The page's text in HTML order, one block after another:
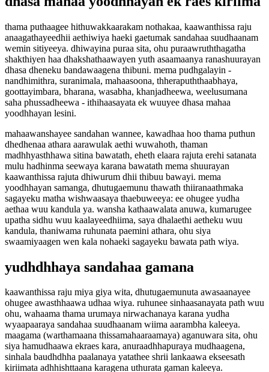
thama puthaagee hithuwakkaarakam nothakaa, kaawanthissa raju
anaagathayeedhii aethiwiya haeki gaetumak sandahaa suudhaanam
wemin sitiyeeya. dhiwayina puraa sita, ohu puraawruththagatha
shakthiyen haa dhakshathaawayen yuth asaamaanya ranashuurayan
dhasa dheneku bandawaagena thibuni. mema pudhgalayin -
nandhimithra, suranimala, mahaasoona, thherapuththaabhaya,
goottayimbara, bharana, wasabha, khanjadheewa, weelusumana
saha phussadheewa - ithihaasayata ek wuuyee dhasa mahaa
yoodhhayan lesini.
mahaawanshayee sandahan wannee, kawadhaa hoo thama puthun
dhedhenaa athara aarawulak aethi wuwahoth, thaman
madhhyasthhawa sitina bawatath, eheth elaara rajuta erehi satanata
mulu hadhinma seewaya karana bawatath mema shuurayan
kaawanthissa rajuta dhiwurum dhii thibuu bawayi. mema
yoodhhayan samanga, dhutugaemunu thawath thiiranaathmaka
sagayeku matha wishwaasaya thaebuweeya: ee ohugee yudha
aethaa wuu kandula ya. wansha kathaawalata anuwa, kumarugee
upatha sidhu wuu kaalayeedhiima, saya dhalaethi aetheku wuu
kandula, thaniwama ruhunata paemini athara, ohu siya
swaamiyaagen wen kala nohaeki sagayeku bawata path wiya.
yudhdhhaya sandahaa gamana
kaawanthissa raju miya giya wita, dhutugaemunuta awasaanayee
ohugee awasthhaawa udhaa wiya. ruhunee sinhaasanayata path wuu
ohu, wahaama thama urumaya nirwachanaya karana yudha
wyaapaaraya sandahaa suudhaanam wiima aarambha kaleeya.
maagama (warthamaana thissamahaaraamaya) aganuwara sita, ohu
siya hamudhaawa ekraes kara, anuraadhhapuraya mudhaagena,
sinhala baudhdhha paalanaya yatathee shrii lankaawa ekseesath
kiriimata adhhishttaana karagena uthurata gaman kaleeya.